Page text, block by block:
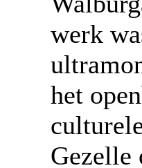
werk
het
Gezelle